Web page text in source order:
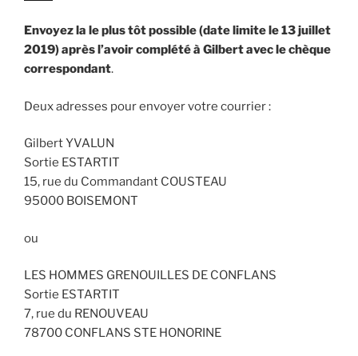
Envoyez la le plus tôt possible (date limite le 13 juillet
2019) après l’avoir complété à Gilbertavec le chèque
correspondant.
Deux adresses pour envoyer votre courrier :
Gilbert YVALUN
Sortie ESTARTIT
15, rue du Commandant COUSTEAU
95000 BOISEMONT
ou
LES HOMMES GRENOUILLES DE CONFLANS
Sortie ESTARTIT
7, rue du RENOUVEAU
78700 CONFLANS STE HONORINE